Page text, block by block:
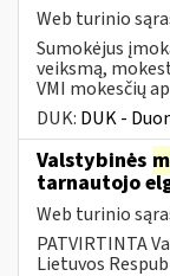
Web turinio
Sumokėjus
veiksmą,
VMI mokesčių
DUK: DUK -
Valstybinės
tarnautojo
Web turinio
PATVIRTINTA
Lietuvos